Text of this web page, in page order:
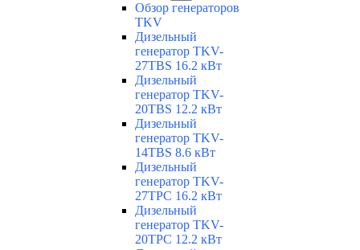
Обзор генераторов
TKV
Дизельный
генератор TKV-
27TBS 16.2 кВт
Дизельный
генератор TKV-
20TBS 12.2 кВт
Дизельный
генератор TKV-
14TBS 8.6 кВт
Дизельный
генератор TKV-
27TPC 16.2 кВт
Дизельный
генератор TKV-
20TPC 12.2 кВт